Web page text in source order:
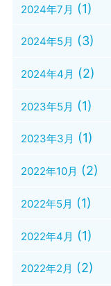
2024年7月 (1)
2024年5月 (3)
2024年4月 (2)
2023年5月 (1)
2023年3月 (1)
2022年10月 (2)
2022年5月 (1)
2022年4月 (1)
2022年2月 (2)